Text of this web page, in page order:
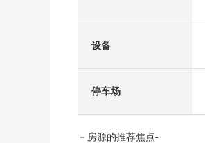
设备
停车场
－房源的推荐焦点-